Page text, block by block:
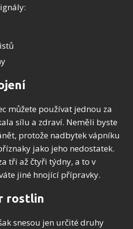
můžete používat jednou za
sílu a zdraví. Neměli byste
protože nadbytek vápníku
jako jeho nedostatek.
tři až čtyři týdny, a to v
jiné hnojící přípravky.
rostlin
snesou jen určité druhy